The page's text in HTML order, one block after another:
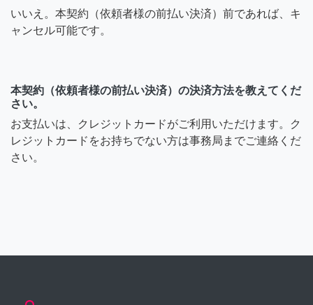
いいえ。本契約（依頼者様の前払い決済）前であれば、キ
ャンセル可能です。
本契約（依頼者様の前払い決済）の決済方法を教えてくだ
さい。
お支払いは、クレジットカードがご利用いただけます。ク
レジットカードをお持ちでない方は事務局までご連絡くだ
さい。